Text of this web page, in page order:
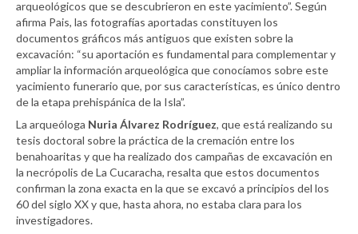
arqueológicos que se descubrieron en este yacimiento”. Según
afirma Pais, las fotografías aportadas constituyen los
documentos gráficos más antiguos que existen sobre la
excavación: “su aportación es fundamental para complementar y
ampliar la información arqueológica que conocíamos sobre este
yacimiento funerario que, por sus características, es único dentro
de la etapa prehispánica de la Isla”.
La arqueóloga Nuria Álvarez Rodríguez, que está realizando su
tesis doctoral sobre la práctica de la cremación entre los
benahoaritas y que ha realizado dos campañas de excavación en
la necrópolis de La Cucaracha, resalta que estos documentos
confirman la zona exacta en la que se excavó a principios del los
60 del siglo XX y que, hasta ahora, no estaba clara para los
investigadores.